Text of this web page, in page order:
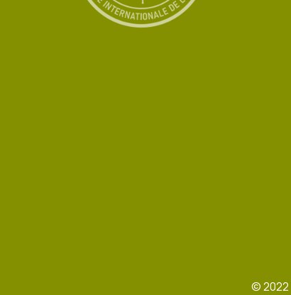
©2022